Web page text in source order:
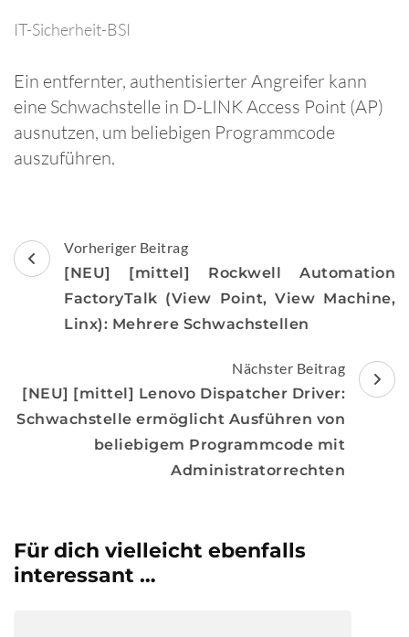
IT-Sicherheit-BSI
Ein entfernter, authentisierter Angreifer kann
eine Schwachstelle in D-LINK Access Point (AP)
ausnutzen, um beliebigen Programmcode
auszuführen.
Beitragsnavigation
Vorheriger Beitrag
[NEU] [mittel] Rockwell Automation
FactoryTalk (View Point, View Machine,
Linx): Mehrere Schwachstellen
Nächster Beitrag
[NEU] [mittel] Lenovo Dispatcher Driver:
Schwachstelle ermöglicht Ausführen von
beliebigem Programmcode mit
Administratorrechten
Für dich vielleicht ebenfalls
interessant …